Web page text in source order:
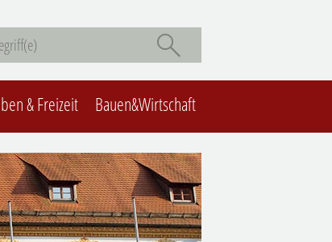
& Freizeit Bauen&Wirtschaft